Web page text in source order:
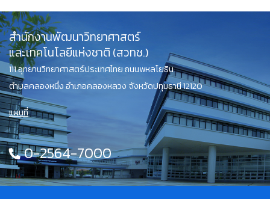
สำนักงานพัฒนาวิทยาศาสตร์
และเทคโนโลยีแห่งชาติ (สวทช.)
111 อุทยานวิทยาศาสตร์ประเทศไทย ถนนพหลโยธิน
ตำบลคลองหนึ่ง อำเภอคลองหลวง จังหวัดปทุมธานี 12120
แผนที่
0-2564-7000